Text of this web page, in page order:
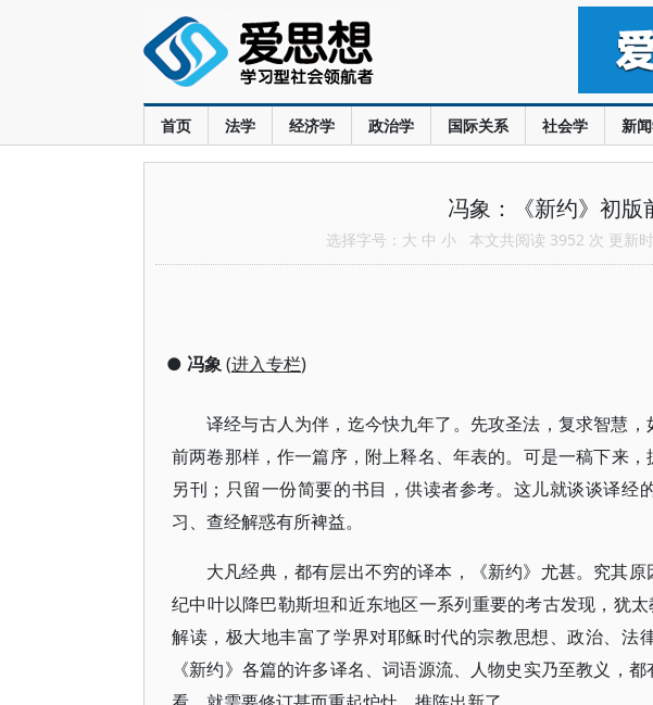
首页 法学 经济学 政治学 国际关系 社会学 新
冯象：《新约》初版
选择字号： 大 中 小 本文共阅读 3952 次 更新
● 冯象(进入专栏)
译经与古人为伴，迄今快九年了。先攻圣法，复求智慧
前两卷那样，作一篇序，附上释名、年表的。可是一稿下来
另刊；只留一份简要的书目，供读者参考。这儿就谈谈译经
习、查经解惑有所裨益。
大凡经典，都有层出不穷的译本，《新约》尤甚。究其
纪中叶以降巴勒斯坦和近东地区一系列重要的考古发现，犹
解读，极大地丰富了学界对耶稣时代的宗教思想、政治、法
《新约》各篇的许多译名、词语源流、人物史实乃至教义，